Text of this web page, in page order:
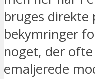
bruges direkte
bekymringer
noget, der
emaljerede